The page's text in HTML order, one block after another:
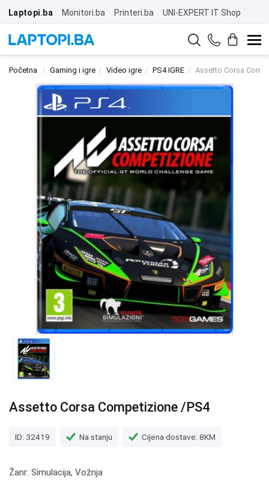
Laptopi.ba Monitori.ba Printeri.ba UNI-EXPERT IT Shop
Početna Gaming i igre Video igre PS4 IGRE Assetto Corsa
Assetto Corsa Competizione /PS4
ID: 32419 Na stanju Cijena dostave: 8KM
Žanr: Simulacija, Vožnja